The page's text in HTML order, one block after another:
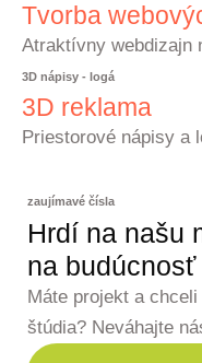
Tvorba
Atraktívny webdizajn
3D nápisy - logá
3D reklama
Priestorové nápisy a
zaujímavé čísla
Hrdí na našu
na budúcnosť
Máte projekt a
štúdia? Neváhajte